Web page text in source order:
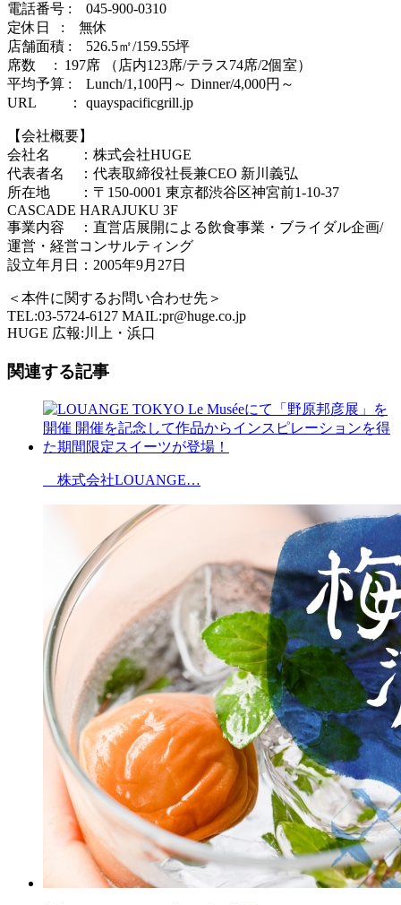
電話番号 : 045-900-0310
定休日 : 無休
店舗面積 : 526.5㎡/159.55坪
席数 : 197席 （店内123席/テラス74席/2個室）
平均予算 : Lunch/1,100円～ Dinner/4,000円～
URL ： quayspacificgrill.jp
【会社概要】
会社名 ：株式会社HUGE
代表者名 ：代表取締役社長兼CEO 新川義弘
所在地 ：〒150-0001 東京都渋谷区神宮前1-10-37
CASCADE HARAJUKU 3F
事業内容 ：直営店展開による飲食事業・ブライダル企画/
運営・経営コンサルティング
設立年月日：2005年9月27日
＜本件に関するお問い合わせ先＞
TEL:03-5724-6127 MAIL:pr@huge.co.jp
HUGE 広報:川上・浜口
関連する記事
株式会社LOUANGE…